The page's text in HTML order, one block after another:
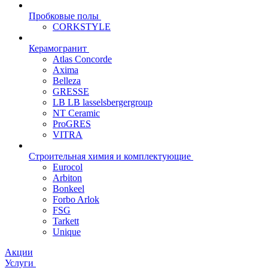
Пробковые полы
CORKSTYLE
Керамогранит
Atlas Concorde
Axima
Belleza
GRESSE
LB LB lasselsbergergroup
NT Ceramic
ProGRES
VITRA
Строительная химия и комплектующие
Eurocol
Arbiton
Bonkeel
Forbo Arlok
FSG
Tarkett
Unique
Акции
Услуги